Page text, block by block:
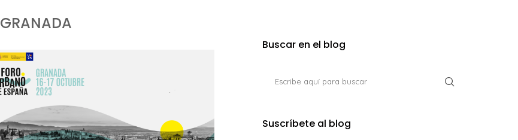
GRANADA
Buscar en el blog
Suscríbete al blog